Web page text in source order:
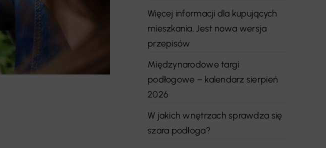
Więcej informacji dla kupujących
mieszkania. Jest nowa wersja
przepisów
Międzynarodowe targi
podłogowe – kalendarz sierpień
2026
W jakich wnętrzach sprawdza się
szara podłoga?